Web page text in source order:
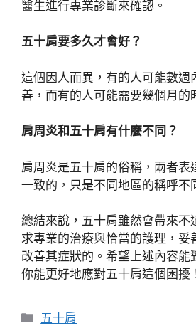
醫生進行專業診斷來確認。
五十肩要多久才會好？
這個因人而異，有的人可能數週
善，而有的人可能需要幾個月的
肩周炎和五十肩有什麼不同？
肩周炎是五十肩的俗稱，兩者表
一致的，只是不同地區的稱呼不
總結來說，五十肩雖然會帶來不
求專業的治療與恰當的護理，妥
改善其症狀的。希望上述內容能
你能更好地應對五十肩這個困擾
分
五十肩